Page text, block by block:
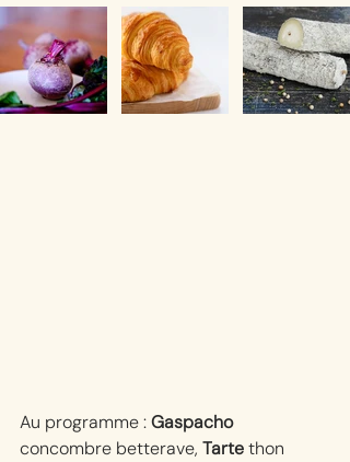
Au programme : Gaspacho
concombre betterave, Tarte thon